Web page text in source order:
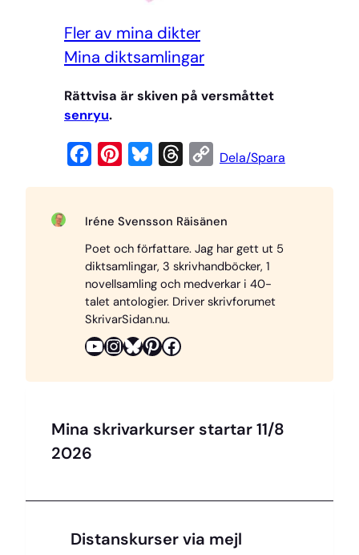
Fler av mina dikter
Mina diktsamlingar
Rättvisa är skiven på versmåttet
senryu.
e
b
o
o
k
t
e
r
e
s
t
e
s
k
y
e
a
d
s
C
y
L
i
n
Dela/Spara
Iréne Svensson Räisänen
Poet och författare. Jag har gett ut 5
diktsamlingar, 3 skrivhandböcker, 1
novellsamling och medverkar i 40-
talet antologier. Driver skrivforumet
SkrivarSidan.nu.
YouTube InstagramBluesky Pinterest Facebook
Mina skrivarkurser startar 11/8
2026
Distanskurser via mejl